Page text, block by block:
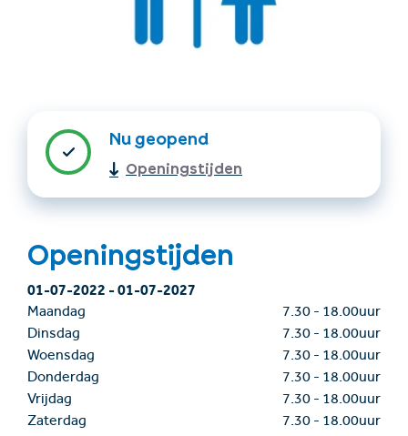
Accommodatie
Ticket- &
+43/5476/6239
info@serfaus-fiss-ladis.at
Nu geopend
Openingstijden
Openingstijden
01-07-2022-01-07-2027
Maandag 7.30 - 18.00uur
Dinsdag
7.30 - 18.00uur
Woensdag
7.30 - 18.00uur
Donderdag
7.30 - 18.00uur
Vrijdag
7.30 - 18.00uur
Zaterdag
7.30 - 18.00uur